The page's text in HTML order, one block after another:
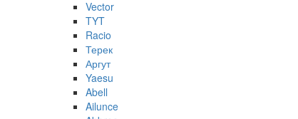
Vector
TYT
Racio
Терек
Аргут
Yaesu
Abell
Ailunce